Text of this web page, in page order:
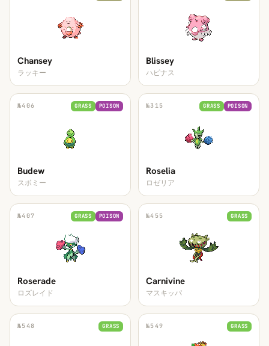
Chansey
ラッキー
Blissey
ハピナス
№406 GRASS POISON
Budew
スボミー
№315 GRASS POISON
Roselia
ロゼリア
№407 GRASS POISON
Roserade
ロズレイド
№455 GRASS
Carnivine
マスキッパ
№548 GRASS №549 GRASS